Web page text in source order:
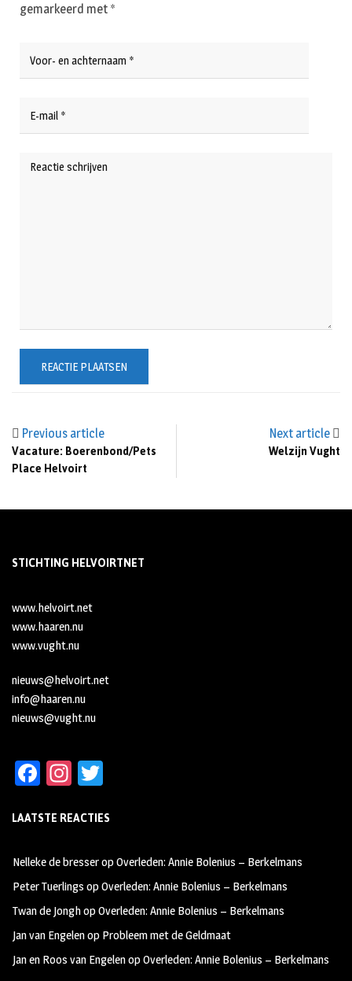
Previous article
Vacature: Boerenbond/Pets
Place Helvoirt
Next article
Welzijn Vught
gemarkeerd met *
STICHTING HELVOIRTNET
www.helvoirt.net
www.haaren.nu
www.vught.nu
nieuws@helvoirt.net
info@haaren.nu
nieuws@vught.nu
Fa
b
oo
k
In
ag
m
tt
LAATSTE REACTIES
Nelleke de bresseropOverleden: Annie Bolenius – Berkelmans
Peter Tuerlings opOverleden: Annie Bolenius – Berkelmans
Twan de JonghopOverleden: Annie Bolenius – Berkelmans
Jan van Engelenop Probleem met de Geldmaat
Jan en Roos van EngelenopOverleden: Annie Bolenius – Berkelmans